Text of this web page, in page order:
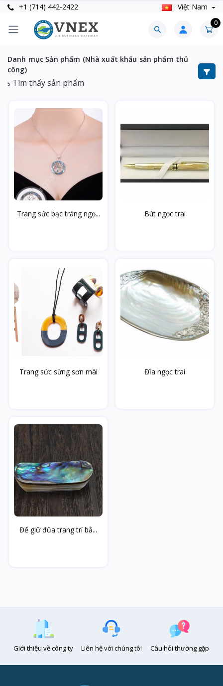
+1 (714) 442-2422 Việt Nam
0
Danh mục Sản phẩm (Nhà xuất khẩu sản phẩm thủ
công)
5 Tìm thấy sản phẩm
Trang sức bạc tráng ngọ... Bút ngọc trai
Trang sức sừng sơn mài Đĩa ngọc trai
Đế giữ đũa trang trí bằ...
Giới thiệu về công ty Liên hệ với chúng tôi Câu hỏi thường gặp